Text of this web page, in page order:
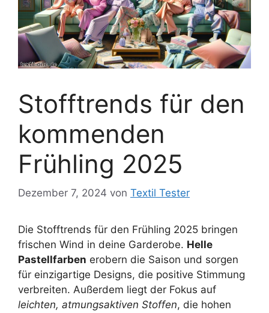
Stofftrends für den
kommenden
Frühling 2025
Dezember 7, 2024 von Textil Tester
Die Stofftrends für den Frühling 2025 bringen
frischen Wind in deine Garderobe. Helle
Pastellfarben erobern die Saison und sorgen
für einzigartige Designs, die positive Stimmung
verbreiten. Außerdem liegt der Fokus auf
leichten, atmungsaktiven Stoffen, die hohen